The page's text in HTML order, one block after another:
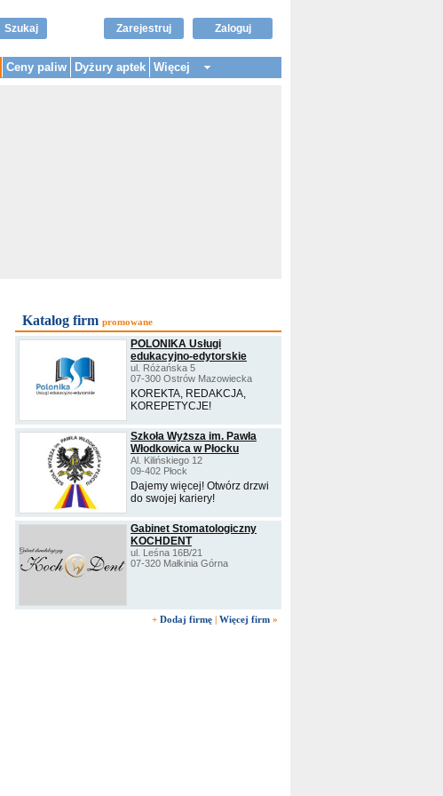
Szukaj Zaloguj
Zarejestruj
Ceny paliw Dyżury aptek Więcej
Katalog firm promowane
POLONIKA Usługi
edukacyjno-edytorskie
ul. Różańska 5
07-300 Ostrów Mazowiecka
KOREKTA, REDAKCJA,
KOREPETYCJE!
Szkoła Wyższa im. Pawła
Włodkowica w Płocku
Al. Kilińskiego 12
09-402 Płock
Dajemy więcej! Otwórz drzwi
do swojej kariery!
Gabinet Stomatologiczny
KOCHDENT
ul. Leśna 16B/21
07-320 Małkinia Górna
+ Dodaj firmę | Więcej firm »